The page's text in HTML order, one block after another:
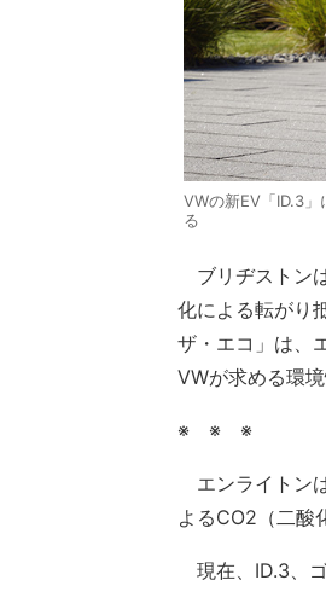
VWの新EV「ID.3
る
ブリヂストン
化による転がり
ザ・エコ」は、
VWが求める環
※ ※ ※
エンライトン
よるCO2（二酸
現在、ID.3、